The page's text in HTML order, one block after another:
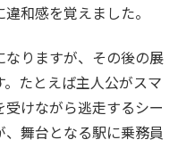
和感を覚えました。
りますが、その後の展
たとえば主人公がスマ
けながら逃走するシー
舞台となる駅に乗務員